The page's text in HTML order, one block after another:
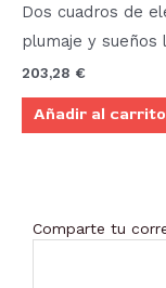
Dos cuadros de
plumaje y sueños
203,28 €
Añadir al carrito
Comparte tu